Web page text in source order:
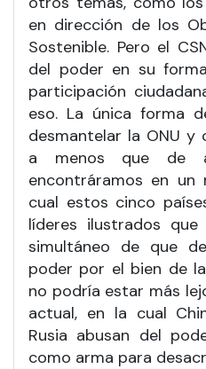
en dirección de los
Sostenible. Pero el
del poder en su
participación
eso. La única forma
desmantelar la ONU y
a menos que de
encontráramos en un
cual estos cinco
líderes ilustrados
simultáneo de que
poder por el bien de
no podría estar más
actual, en la cual
Rusia abusan del
como arma para